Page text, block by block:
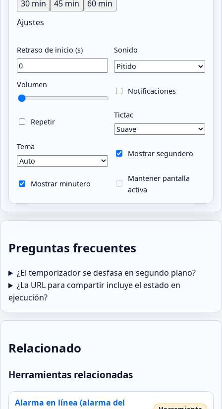
30 min 45 min
60 min
Ajustes
Retraso de inicio (s) Sonido
Volumen
Notificaciones
Repetir
Tictac
Tema
Mostrar segundero
Mostrar minutero
Mantener pantalla
activa
Preguntas frecuentes
¿El temporizador se desfasa en segundo plano?
¿La URL para compartir incluye el estado en
ejecución?
Relacionado
Herramientas relacionadas
Alarma en línea (alarma del